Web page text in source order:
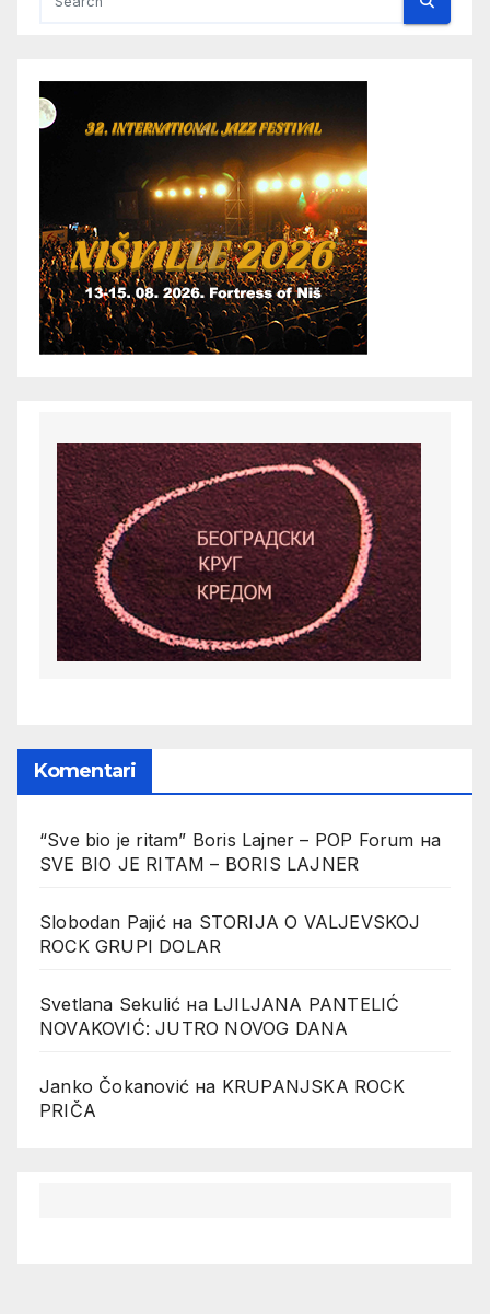
Komentari
“Sve bio je ritam” Boris Lajner – POP Forum на
SVE BIO JE RITAM – BORIS LAJNER
Slobodan Pajićна STORIJA O VALJEVSKOJ
ROCK GRUPI DOLAR
Svetlana Sekulić на LJILJANA PANTELIĆ
NOVAKOVIĆ: JUTRO NOVOG DANA
Janko Čokanović на KRUPANJSKA ROCK
PRIČA